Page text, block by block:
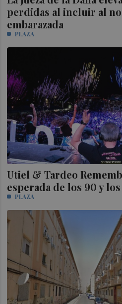
perdidas al incluir al
embarazada
PLAZA
Utiel & Tardeo
esperada de los 90 y
PLAZA